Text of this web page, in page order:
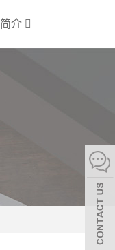
简介